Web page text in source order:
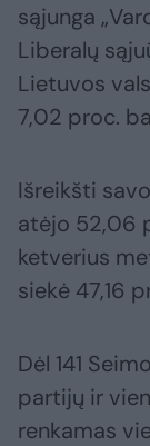
sąjunga
Liberalų
Lietuvos
7,02 proc.
Išreikšti
atėjo 52,06
ketverius
siekė 47,16
Dėl 141
partijų ir
renkamas